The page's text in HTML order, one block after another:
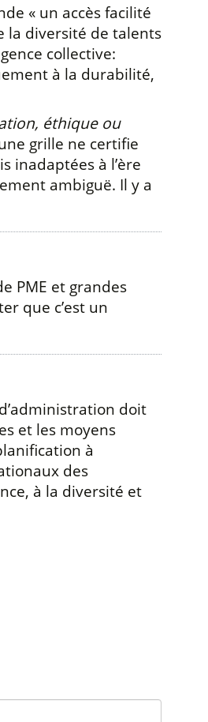
« un accès facilité
la diversité de talents
collective:
à la durabilité,
éthique ou
grille ne certifie
inadaptées à l’ère
ambiguë. Il y a
PME et grandes
que c’est un
doit
et les moyens
à
des
à la diversité et